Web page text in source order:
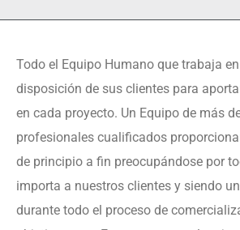
Todo el Equipo Humano que trabaja
disposición de sus clientes para
en cada proyecto. Un Equipo de más
profesionales cualificados
de principio a fin preocupándose por
importa a nuestros clientes y siendo
durante todo el proceso de